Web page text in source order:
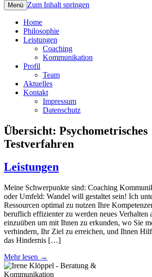
Irene Klöppel Beratung
Herausforderungen meistern!
Menü Zum Inhalt springen
Home
Philosophie
Leistungen
Coaching
Kommunikation
Profil
Team
Aktuelles
Kontakt
Impressum
Datenschutz
Übersicht: Psychometrisches
Testverfahren
Leistungen
Meine Schwerpunkte sind: Coaching
oder Umfeld: Wandel will gestaltet sein! Ich
Ressourcen optimal zu nutzen Ihre
beruflich effizienter zu werden neues Verhalten
einzuüben um mit Ihnen zu erkunden, wo Sie
verhindern, Ihr Ziel zu erreichen, und Ihnen
das Hindernis […]
Mehr lesen →